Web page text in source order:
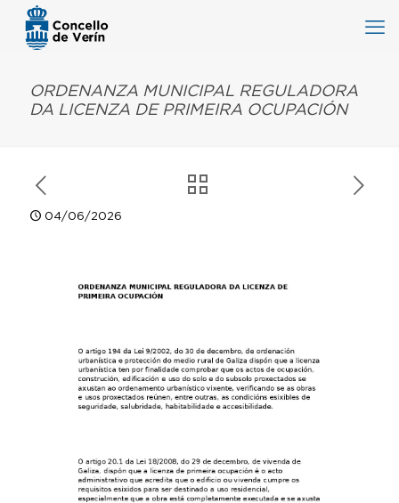
ORDENANZA MUNICIPAL REGULADORA
DA LICENZA DE PRIMEIRA OCUPACIÓN
04/06/2026